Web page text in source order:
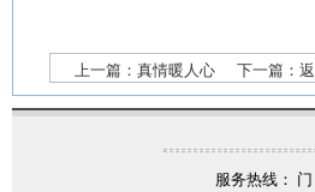
上一篇： 真情暖人心 下一篇：
服务热线：